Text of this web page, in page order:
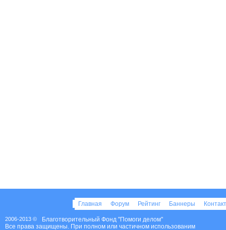
Главная Форум Рейтинг Баннеры
2006-2013 ©
Благотворительный Фонд "Помоги делом"
Все права защищены. При полном или частичном использованим